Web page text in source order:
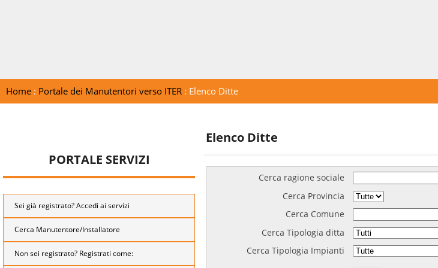
Home: Portale dei Manutentori verso ITER: Elenco Ditte
PORTALE SERVIZI
Sei già registrato? Accedi ai servizi
Cerca Manutentore/Installatore
Non sei registrato? Registrati come:
Elenco Ditte
Cerca ragione sociale
Cerca Provincia
Cerca Comune
Cerca Tipologia ditta
Cerca Tipologia Impianti